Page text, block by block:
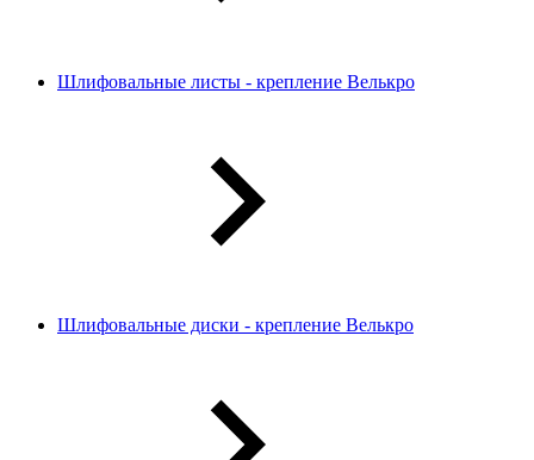
Шлифовальные листы - крепление Велькро
Шлифовальные диски - крепление Велькро